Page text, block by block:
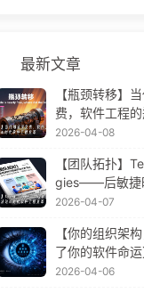
最新文章
【瓶颈转移】
费，软件工程
里 AI 时代软件
2026-04-08
【团队拓扑】
gies——后敏捷
设计方法论 AI
2026-04-07
【你的组织架
了你的软件命
——被低估了 56
2026-04-06